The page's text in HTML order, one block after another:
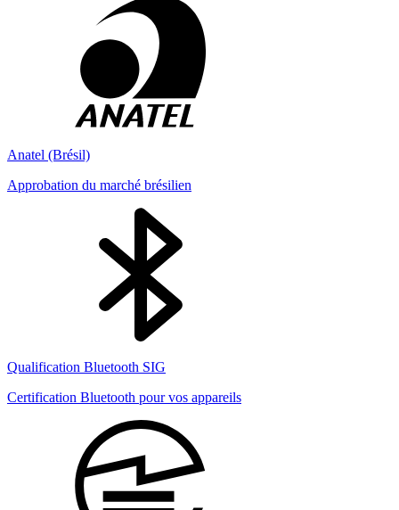
Anatel (Brésil)
Approbation du marché brésilien
Qualification Bluetooth SIG
Certification Bluetooth pour vos appareils